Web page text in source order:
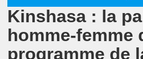
Kinshasa : la
homme-femme
programme de